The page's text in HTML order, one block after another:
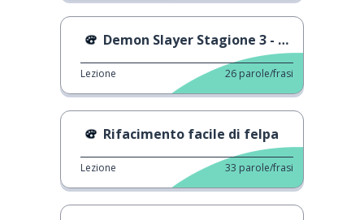
Demon Slayer Stagione 3 - Man with a Mission
Lezione 26 parole/frasi
Rifacimento facile di felpa
Lezione 33 parole/frasi